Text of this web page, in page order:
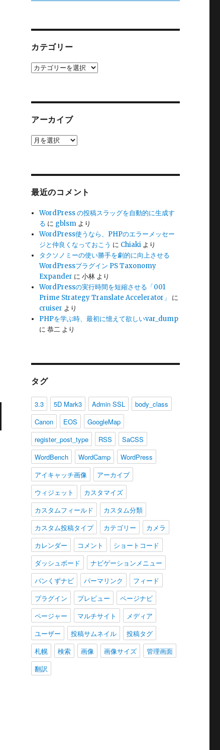
カテゴリー
カ
アーカイブ
ア
最近のコメント
WordPress の投稿スラッグを自動的に生成す
る に gblsm より
WordPress使うなら、PHPのエラーメッセー
ジと仲良くなっておこう に Chiaki より
タクソノミーの使い勝手を劇的に向上させる
WordPressプラグイン PS Taxonomy
Expander に小林 より
WordPressの実行時間を短縮させる「001
Prime Strategy Translate Accelerator」
に
cruiser より
PHPを学ぶ時、最初に憶えて欲しいvar_dump
に恭二 より
タグ
3.3 5D Mark3 Admin SSL
body_class
Canon
EOS
GoogleMap
register_post_type
RSS
SaCSS
WordBench
WordCamp
WordPress
アイキャッチ画像
アーカイブ
ウィジェット
カスタマイズ
カスタムフィールド
カスタム分類
カスタム投稿タイプ
カテゴリー
カメラ
カレンダー
コメント
ショートコード
ダッシュボード
ナビゲーションメニュー
パンくずナビ
パーマリンク
フィード
プラグイン
プレビュー
ページナビ
ページャー
マルチサイト
メディア
ユーザー
投稿サムネイル
投稿タグ
札幌
検索 画像 画像サイズ
管理画面
翻訳